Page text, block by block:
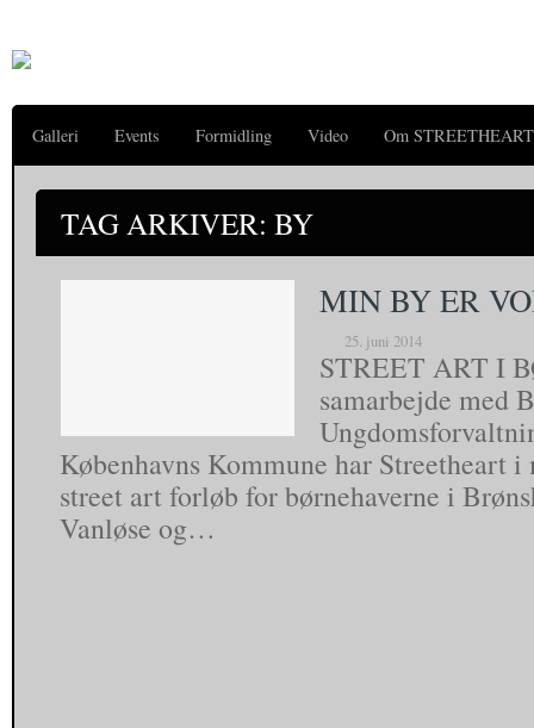
Galleri Events Formidling Video Om STREETHEART
TAG ARKIVER: BY
MIN BY ER
25. juni 2014
STREET ART I
samarbejde med
Københavns Kommune har Streetheart
street art forløb for børnehaverne i
Vanløse og…